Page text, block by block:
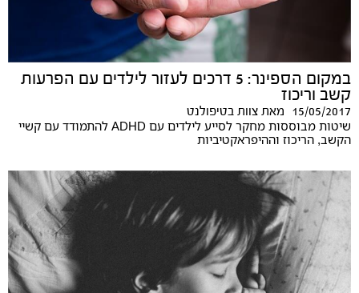
במקום הספינר: 5 דרכים לעזור לילדים עם הפרעות
קשב וריכוז
15/05/2017 מאת צוות בטיפולנט
שיטות מבוססות מחקר לסייע לילדים עם ADHD להתמודד עם קשיי
הקשב, הריכוז וההיפראקטיביות